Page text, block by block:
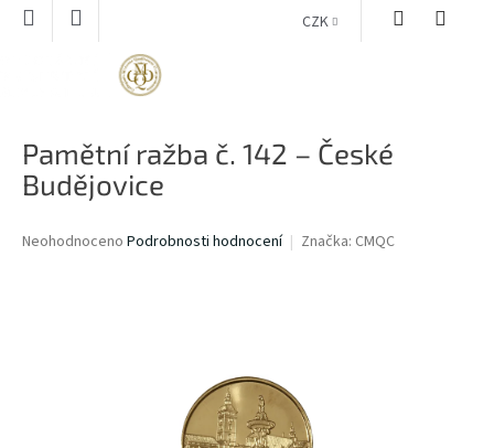
Přejít
CZK
Pamětní ražba č. 142 – České
Budějovice
Průměrné
Neohodnoceno Podrobnosti hodnocení Značka: CMQC